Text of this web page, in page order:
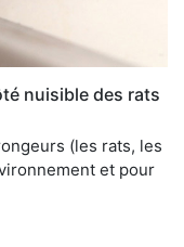
nuisible des rats
(les rats, les
et pour